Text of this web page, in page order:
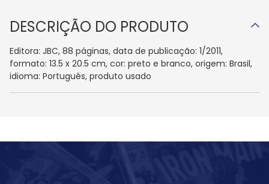
DESCRIÇÃO DO PRODUTO
Editora: JBC, 88 páginas, data de publicação: 1/2011,
formato: 13.5 x 20.5 cm, cor: preto e branco, origem: Brasil,
idioma: Português, produto usado